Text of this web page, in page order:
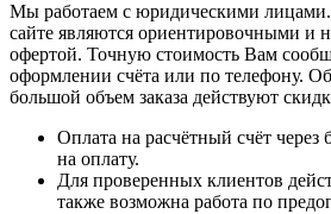
Мы работаем с юридическими
сайте являются ориентировочными и
офертой. Точную стоимость Вам
оформлении счёта или по телефону.
большой объем заказа действуют
Оплата на расчётный счёт
на оплату.
Для проверенных клиентов
также возможна работа по